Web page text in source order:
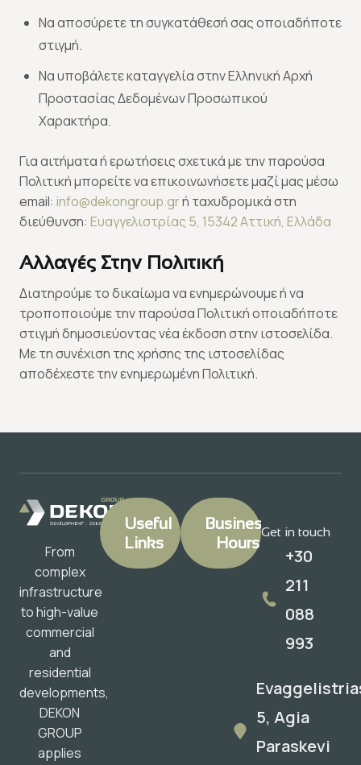
Να αποσύρετε τη συγκατάθεσή σας οποιαδήποτε
στιγμή.
Να υποβάλετε καταγγελία στην Ελληνική Αρχή
Προστασίας Δεδομένων Προσωπικού
Χαρακτήρα.
Για αιτήματα ή ερωτήσεις σχετικά με την παρούσα
Πολιτική μπορείτε να επικοινωνήσετε μαζί μας μέσω
email: info@dekongroup.grή ταχυδρομικά στη
διεύθυνση: Ευαγγελιστρίας 5, 15342 Αττική, Ελλάδα
Αλλαγές Στην Πολιτική
Διατηρούμε το δικαίωμα να ενημερώνουμε ή να
τροποποιούμε την παρούσα Πολιτική οποιαδήποτε
στιγμή δημοσιεύοντας νέα έκδοση στην ιστοσελίδα.
Με τη συνέχιση της χρήσης της ιστοσελίδας
αποδέχεστε την ενημερωμένη Πολιτική.
From
complex
infrastructure
to high-value
commercial
and
residential
developments,
DEKON
GROUP
applies
Useful
Links
Business
Hours
Get in touch
+30
211
088
993
5, Agia
Paraskevi